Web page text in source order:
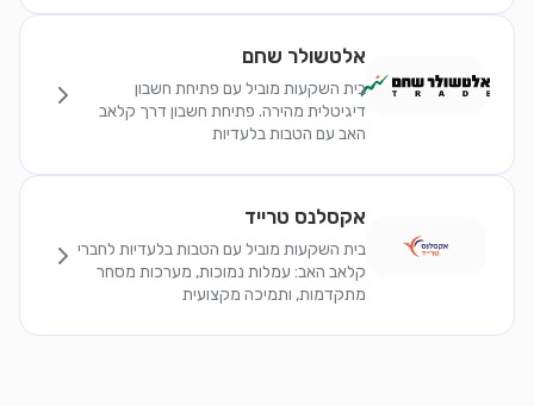
אלטשולר שחם
בית השקעות מוביל עם פתיחת חשבון
דיגיטלית מהירה. פתיחת חשבון דרך קלאב
האב עם הטבות בלעדיות
אקסלנס טרייד
בית השקעות מוביל עם הטבות בלעדיות לחברי
קלאב האב: עמלות נמוכות, מערכות מסחר
מתקדמות, ותמיכה מקצועית